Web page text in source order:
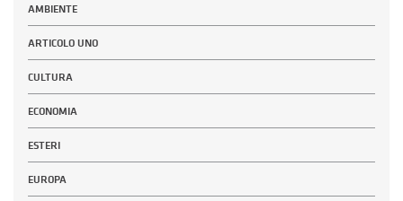
AMBIENTE
ARTICOLO UNO
CULTURA
ECONOMIA
ESTERI
EUROPA